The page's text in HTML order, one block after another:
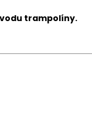
trampolíny.